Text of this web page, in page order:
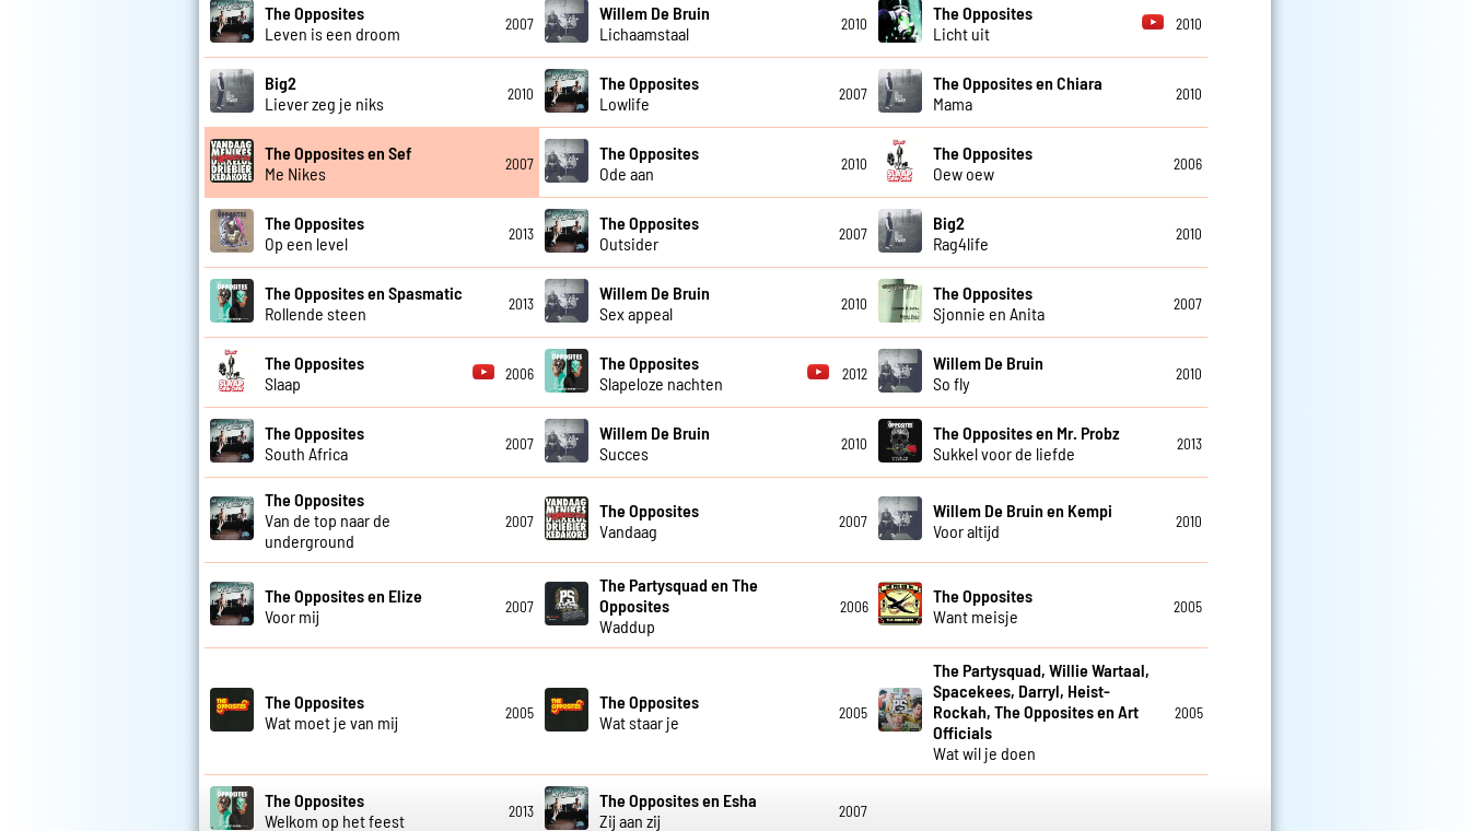
The Opposites
Leven is een droom
2007
Willem De Bruin
Lichaamstaal
2010
The Opposites
Licht uit
2010
Big2
Liever zeg je niks
2010
The Opposites
Lowlife
2007
The Opposites en Chiara
Mama
2010
The Opposites en Sef
Me Nikes
2007
The Opposites
Ode aan
2010
The Opposites
Oew oew
2006
The Opposites
Op een level
2013
The Opposites
Outsider
2007
Big2
Rag4life
2010
The Opposites en Spasmatic
Rollende steen
2013
Willem De Bruin
Sex appeal
2010
The Opposites
Sjonnie en Anita
2007
The Opposites
Slaap
2006
The Opposites
Slapeloze nachten
2012
Willem De Bruin
So fly
2010
The Opposites
South Africa
2007
Willem De Bruin
Succes
2010
The Opposites en Mr. Probz
Sukkel voor de liefde
2013
The Opposites
Van de top naar de
underground
2007
The Opposites
Vandaag
2007
Willem De Bruin en Kempi
Voor altijd
2010
The Opposites en Elize
Voor mij
2007
The Partysquad en The
Opposites
Waddup
2006
The Opposites
Want meisje
2005
The Opposites
Wat moet je van mij
2005
The Opposites
Wat staar je
2005
The Partysquad, Willie Wartaal,
Spacekees, Darryl, Heist-
Rockah, The Opposites en Art
Officials
Wat wil je doen
2005
The Opposites
Welkom op het feest
2013
The Opposites en Esha
Zij aan zij
2007